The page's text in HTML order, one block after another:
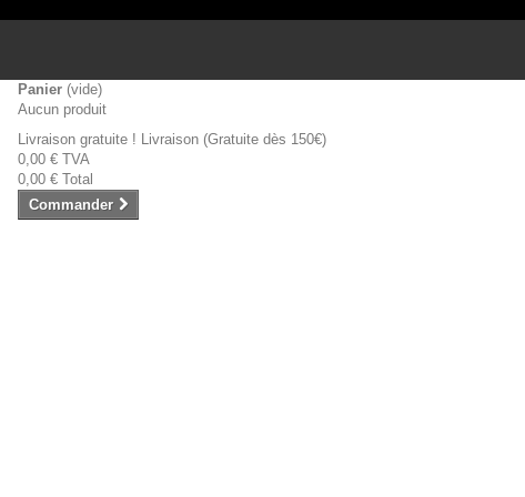
Panier (vide)
Aucun produit
Livraison gratuite ! Livraison (Gratuite dès 150€)
0,00 € TVA
0,00 € Total
Commander